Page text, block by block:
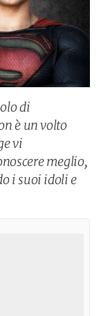
di
è un volto
vi
meglio,
i suoi idoli e